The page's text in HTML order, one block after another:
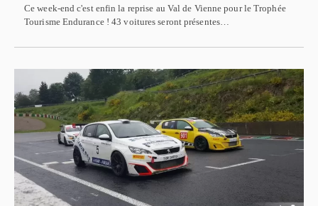
Ce week-end c'est enfin la reprise au Val de Vienne pour le Trophée
Tourisme Endurance ! 43 voitures seront présentes…